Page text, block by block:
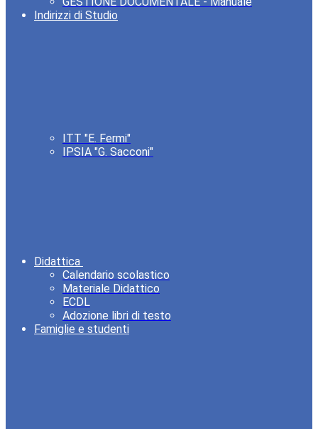
Indirizzi di Studio
ITT "E. Fermi"
IPSIA "G. Sacconi"
Didattica
Calendario scolastico
Materiale Didattico
ECDL
Adozione libri di testo
Famiglie e studenti